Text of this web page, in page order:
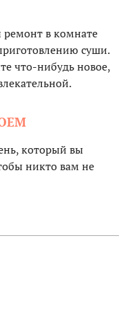
ремонт в комнате
суши.
что-нибудь новое,
который вы
никто вам не